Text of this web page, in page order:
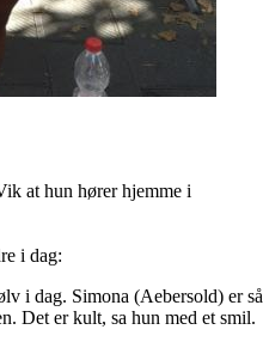
at hun hører hjemme i
i dag:
i dag. Simona (Aebersold) er så
Det er kult, sa hun med et smil.